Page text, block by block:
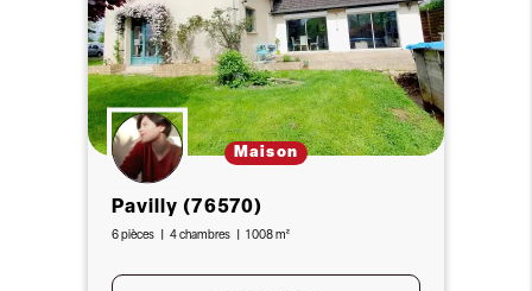
Maison
Pavilly (76570)
6 pièces 4 chambres 1 008 m²